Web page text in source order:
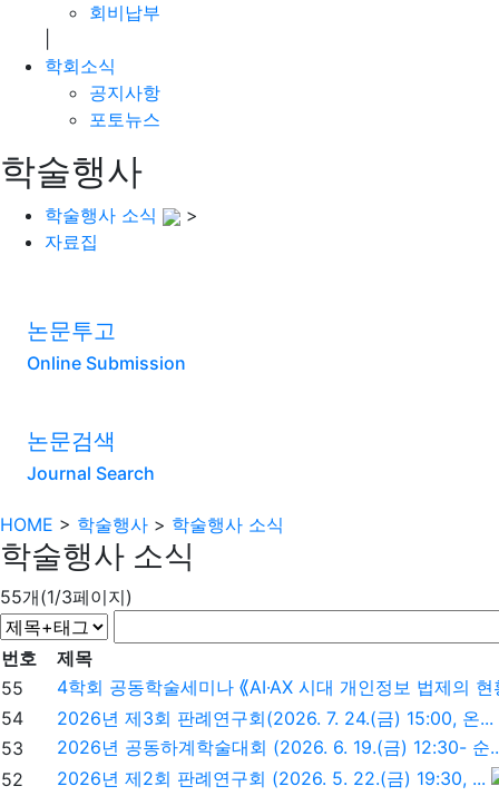
회비납부
학회소식
공지사항
포토뉴스
학술행사
학술행사 소식
>
자료집
논문투고
Online Submission
논문검색
Journal Search
HOME > 학술행사 > 학술행사 소식
학술행사 소식
55개(1/3페이지)
번호
제목
55
4학회 공동학술세미나 ⟪AI·AX 시대 개인정보 법제의
54
2026년 제3회 판례연구회(2026. 7. 24.(금) 15:00, 온...
53
2026년 공동하계학술대회 (2026. 6. 19.(금) 12:30- 순
52
2026년 제2회 판례연구회 (2026. 5. 22.(금) 19:30, ...